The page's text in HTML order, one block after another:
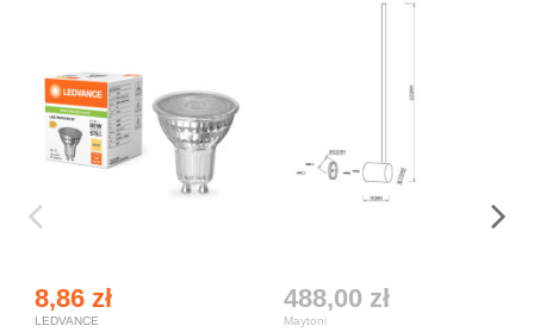
8,86 zł
LEDVANCE
488,00 zł
Maytoni